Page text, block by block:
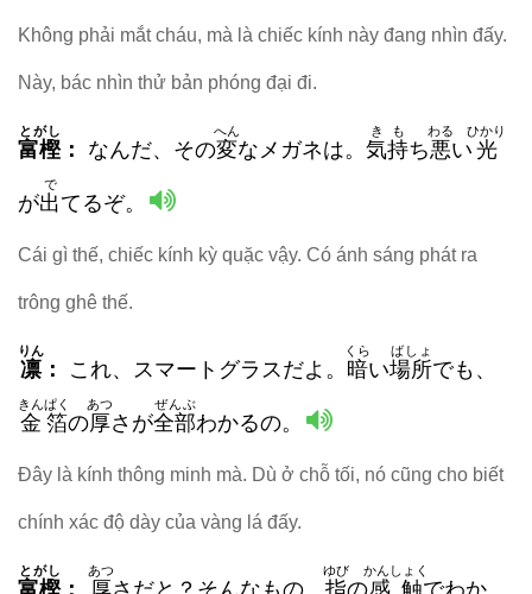
Không phải mắt cháu, mà là chiếc kính này đang nhìn đấy.
Này, bác nhìn thử bản phóng đại đi.
富樫
とがし
： なんだ、その変
へん
なメガネは。 気持
きも
ち悪
わる
い 光
ひかり
が出
で
てるぞ。
Cái gì thế, chiếc kính kỳ quặc vậy. Có ánh sáng phát ra
trông ghê thế.
凛
りん
： これ、スマートグラスだよ。 暗
くら
い場所
ばしょ
でも、
金箔
きんぱく
の厚
あつ
さが全部
ぜんぶ
わかるの。
Đây là kính thông minh mà. Dù ở chỗ tối, nó cũng cho biết
chính xác độ dày của vàng lá đấy.
富樫
とがし
： 厚
あつ
さだと？そんなもの、 指
ゆび
の感触
かんしょく
でわか